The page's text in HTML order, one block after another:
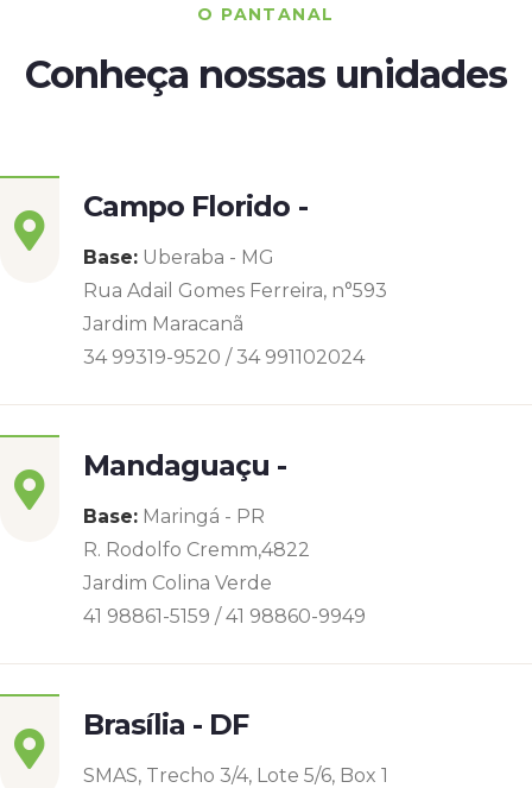
O PANTANAL
Conheça nossas unidades
Campo Florido -
Base: Uberaba - MG
Rua Adail Gomes Ferreira, n°593
Jardim Maracanã
34 99319-9520 / 34 991102024
Mandaguaçu -
Base: Maringá - PR
R. Rodolfo Cremm,4822
Jardim Colina Verde
41 98861-5159 / 41 98860-9949
Brasília - DF
SMAS, Trecho 3/4, Lote 5/6, Box 1